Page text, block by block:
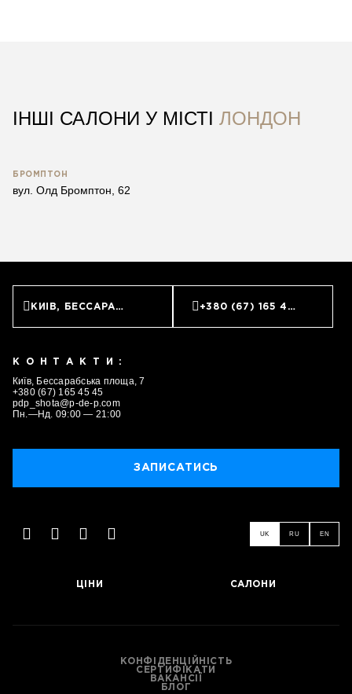
ІНШІ САЛОНИ У МІСТІ ЛОНДОН
БРОМПТОН
вул. Олд Бромптон, 62
КИЇВ, БЕССАРАБСЬКА ПЛОЩА, 7 +380 (67) 165 45 45
КОНТАКТИ:
Київ, Бессарабська площа, 7
+380 (67) 165 45 45
pdp_shota@p-de-p.com
Пн.—Нд. 09:00 — 21:00
ЗАПИСАТИСЬ
UK RU EN
ЦІНИ САЛОНИ
КОНФІДЕНЦІЙНІСТЬ
СЕРТИФІКАТИ
ВАКАНСІЇ
БЛОГ
ЗАПИСАТИСЬ